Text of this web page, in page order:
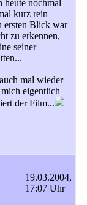
heute nochmal
kurz rein
ersten Blick war
zu erkennen,
seiner
mal wieder
eigentlich
der Film...
19.03.2004,
17:07 Uhr